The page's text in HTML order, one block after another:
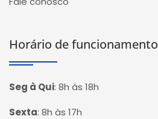
Horário de funcionamento
Seg à Qui: 8h às 18h
Sexta: 8h às 17h